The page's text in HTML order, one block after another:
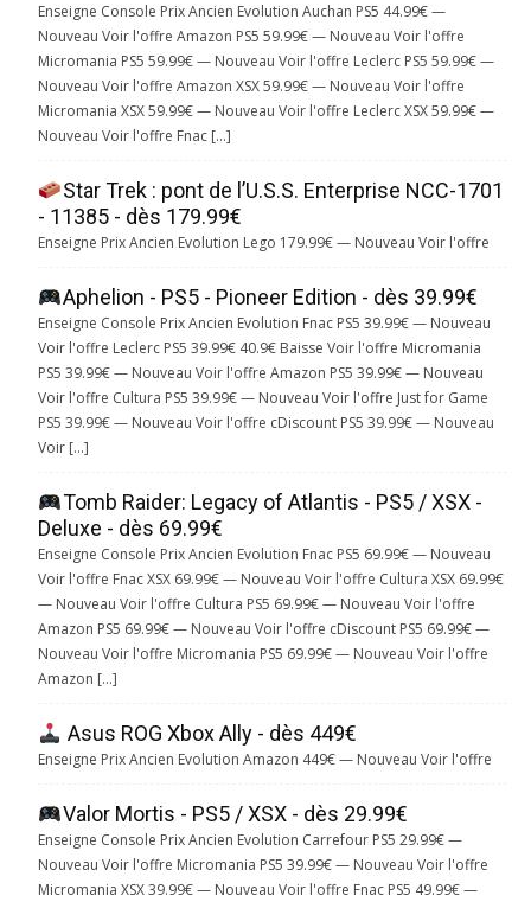
Enseigne Console Prix Ancien Evolution Auchan PS5 44.99€ —
Nouveau Voir l'offre Amazon PS5 59.99€ — Nouveau Voir l'offre
Micromania PS5 59.99€ — Nouveau Voir l'offre Leclerc PS5 59.99€ —
Nouveau Voir l'offre Amazon XSX 59.99€ — Nouveau Voir l'offre
Micromania XSX 59.99€ — Nouveau Voir l'offre Leclerc XSX 59.99€ —
Nouveau Voir l'offre Fnac […]
Star Trek : pont de l’U.S.S. Enterprise NCC-1701
- 11385 - dès 179.99€
Enseigne Prix Ancien Evolution Lego 179.99€ — Nouveau Voir l'offre
Aphelion - PS5 - Pioneer Edition - dès 39.99€
Enseigne Console Prix Ancien Evolution Fnac PS5 39.99€ — Nouveau
Voir l'offre Leclerc PS5 39.99€ 40.9€ Baisse Voir l'offre Micromania
PS5 39.99€ — Nouveau Voir l'offre Amazon PS5 39.99€ — Nouveau
Voir l'offre Cultura PS5 39.99€ — Nouveau Voir l'offre Just for Game
PS5 39.99€ — Nouveau Voir l'offre cDiscount PS5 39.99€ — Nouveau
Voir […]
Tomb Raider: Legacy of Atlantis - PS5 / XSX -
Deluxe - dès 69.99€
Enseigne Console Prix Ancien Evolution Fnac PS5 69.99€ — Nouveau
Voir l'offre Fnac XSX 69.99€ — Nouveau Voir l'offre Cultura XSX 69.99€
— Nouveau Voir l'offre Cultura PS5 69.99€ — Nouveau Voir l'offre
Amazon PS5 69.99€ — Nouveau Voir l'offre cDiscount PS5 69.99€ —
Nouveau Voir l'offre Micromania PS5 69.99€ — Nouveau Voir l'offre
Amazon […]
Asus ROG Xbox Ally - dès 449€
Enseigne Prix Ancien Evolution Amazon 449€ — Nouveau Voir l'offre
Valor Mortis - PS5 / XSX - dès 29.99€
Enseigne Console Prix Ancien Evolution Carrefour PS5 29.99€ —
Nouveau Voir l'offre Micromania PS5 39.99€ — Nouveau Voir l'offre
Micromania XSX 39.99€ — Nouveau Voir l'offre Fnac PS5 49.99€ —